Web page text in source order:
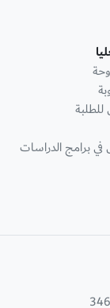
للطلبة
برامج الدراسات